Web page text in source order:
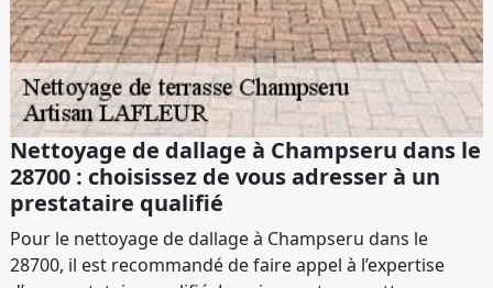
Nettoyage de dallage à Champseru dans le
28700 : choisissez de vous adresser à un
prestataire qualifié
Pour le nettoyage de dallage à Champseru dans le
28700, il est recommandé de faire appel à l’expertise